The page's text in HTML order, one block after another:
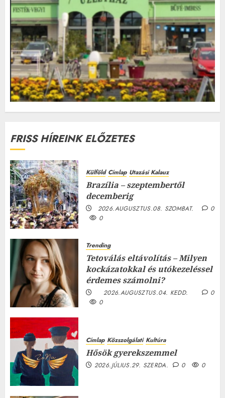
FRISS HÍREINK ELŐZETES
Külföld Címlap Utazási Kalauz
Brazília – szeptembertől
decemberig
2026.AUGUSZTUS.08. SZOMBAT.
0
0
Trending
Tetoválás eltávolítás – Milyen
kockázatokkal és utókezeléssel
érdemes számolni?
2026.AUGUSZTUS.04. KEDD.
0
0
Címlap Közszolgálati Kultúra
Hősök gyerekszemmel
2026.JÚLIUS.29. SZERDA. 0 0